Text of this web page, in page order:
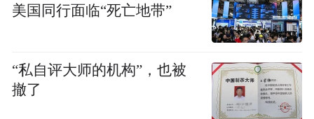
美国同行面临“死亡地带”
“私自评大师的机构”，也被
撤了